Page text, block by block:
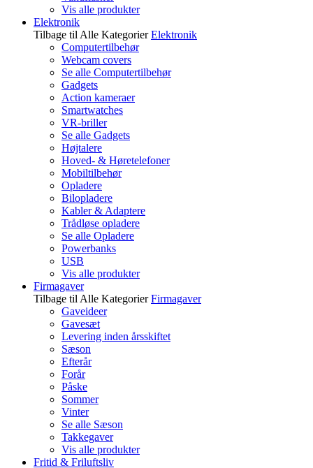
Vis alle produkter
Elektronik
Tilbage til Alle Kategorier Elektronik
Computertilbehør
Webcam covers
Se alle Computertilbehør
Gadgets
Action kameraer
Smartwatches
VR-briller
Se alle Gadgets
Højtalere
Hoved- & Høretelefoner
Mobiltilbehør
Opladere
Bilopladere
Kabler & Adaptere
Trådløse opladere
Se alle Opladere
Powerbanks
USB
Vis alle produkter
Firmagaver
Tilbage til Alle Kategorier Firmagaver
Gaveideer
Gavesæt
Levering inden årsskiftet
Sæson
Efterår
Forår
Påske
Sommer
Vinter
Se alle Sæson
Takkegaver
Vis alle produkter
Fritid & Friluftsliv